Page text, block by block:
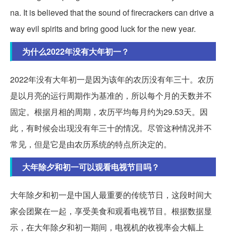
na. It is believed that the sound of firecrackers can drive a
way evil spirits and bring good luck for the new year.
为什么2022年没有大年初一？
2022年没有大年初一是因为该年的农历没有年三十。农历
是以月亮的运行周期作为基准的，所以每个月的天数并不
固定。根据月相的周期，农历平均每月约为29.53天。因
此，有时候会出现没有年三十的情况。尽管这种情况并不
常见，但是它是由农历系统的特点所决定的。
大年除夕和初一可以观看电视节目吗？
大年除夕和初一是中国人最重要的传统节日，这段时间大
家会团聚在一起，享受美食和观看电视节目。根据数据显
示，在大年除夕和初一期间，电视机的收视率会大幅上